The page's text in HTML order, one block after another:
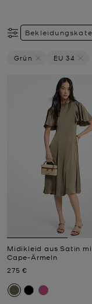
Grün
EU 34
Midikleid aus Satin
Cape-Ärmeln
Jetzt
275 €